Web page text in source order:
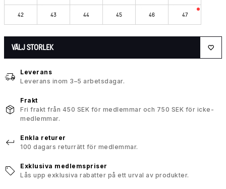
42 43 44 45 46 47
VÄLJ STORLEK
Leverans
Leverans inom 3–5 arbetsdagar.
Frakt
Fri frakt från 450 SEK för medlemmar och 750 SEK för icke-
medlemmar.
Enkla returer
100 dagars returrätt för medlemmar.
Exklusiva medlemspriser
Lås upp exklusiva rabatter på ett urval av produkter.